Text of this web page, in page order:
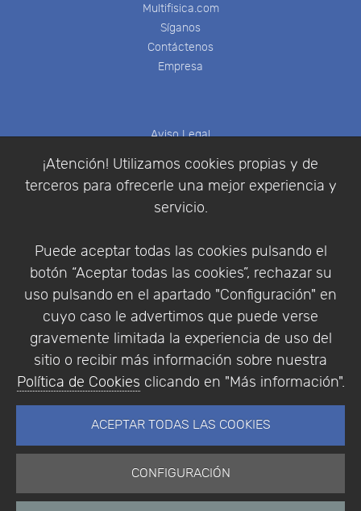
¡Atención! Utilizamos cookies propias y de
terceros para ofrecerle una mejor experiencia y
servicio.
Puede aceptar todas las cookies pulsando el
botón “Aceptar todas las cookies”, rechazar su
uso pulsando en el apartado "Configuración" en
cuyo caso le advertimos que puede verse
gravemente limitada la experiencia de uso del
sitio o recibir más información sobre nuestra
Política de Cookies clicando en "Más información".
ACEPTAR TODAS LAS COOKIES
CONFIGURACIÓN
Multifisica.com
Síganos
Contáctenos
Empresa
Aviso Legal
Política de Privacidad
Condiciones de compra
Identificarse
Empresa|Aviso Legal| Política de Privacidad |
Política de Cookies
© Copyright 1994 - 2026. Addlink Software
Científico, S.L.
Portugal.